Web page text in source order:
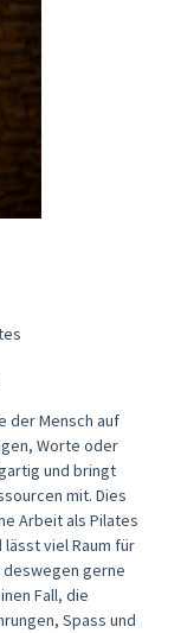
der Mensch auf
Worte oder
und bringt
mit. Dies
Arbeit als Pilates
viel Raum für
gerne
Fall, die
Spass und